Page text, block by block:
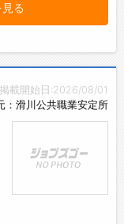
る
掲載開始日:2026/08/01
：滑川公共職業安定所